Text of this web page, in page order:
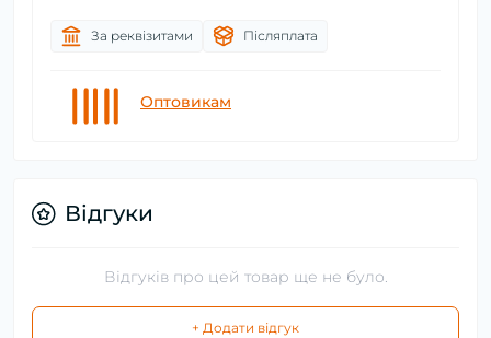
За реквізитами Післяплата
Оптовикам
Відгуки
Відгуків про цей товар ще не було.
+ Додати відгук